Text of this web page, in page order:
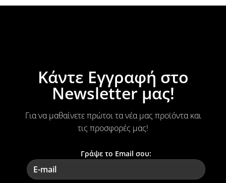
Κάντε Εγγραφή στο
Newsletter μας!
Για να μαθαίνετε πρώτοι τα νέα μας προϊόντα και
τις προσφορές μας!
Γράψε το Email σου: